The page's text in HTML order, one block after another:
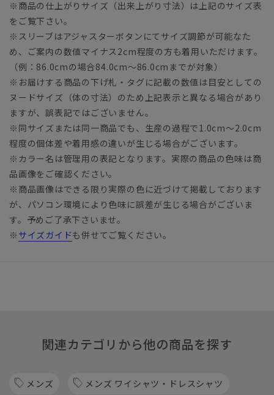
※商品の仕上がりサイズ（出来上がり寸法）は上記のサイズ表
をご覧下さい。
※スリーブはアジャスターボタンにてサイズ調節が可能なた
め、ご案内の数値マイナス2cm程度の方も着用いただけます。
（例：86.0cmの場合84.0cm～86.0cmまでが対象）
※お届けする商品の下げ札・タグに記載の数値は目安としての
ヌードサイズ（体の寸法）のため上記表示と異なる場合があり
ますが、誤表記ではございません。
※同サイズまたは同一商品でも、生産の過程で1.0cm～2.0cm
程度の個体差や着用感の違いが生じる場合がございます。
※カラー名は管理用の表記となります。実際の商品の色味は商
品画像をご確認ください。
※商品画像はできる限り実際の色に近づけて掲載しております
が、パソコン環境により色味に誤差が生じる場合がございま
す。予めご了承下さいませ。
※ サイズガイドも併せてご覧ください。
関連カテゴリから他の商品を探す
メンズ メンズ ワイシャツ・ドレスシャツ